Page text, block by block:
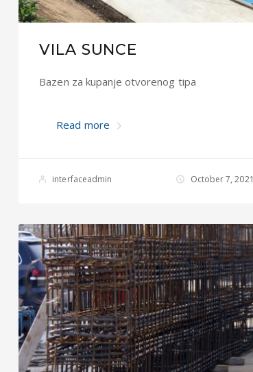
VILA SUNCE
Bazen za kupanje otvorenog tipa
Read more
interfaceadmin October 7, 2021